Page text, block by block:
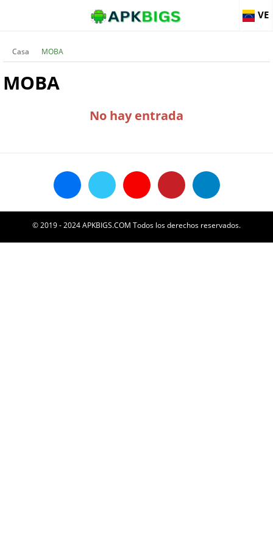
VE
Casa MOBA
MOBA
No hay entrada
© 2019 - 2024 APKBIGS.COM Todos los derechos reservados.